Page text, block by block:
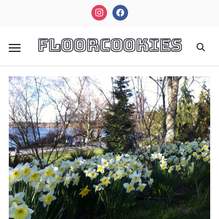
instagramfacebook
FloorCookies